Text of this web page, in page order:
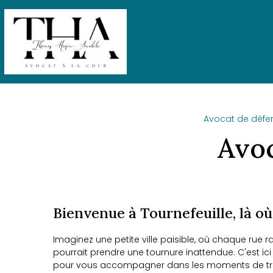
Avocat de
Bienvenue à Tournefeuille, là
Imaginez une petite ville paisible, où chaque rue
pourrait prendre une tournure inattendue. C'est
pour vous accompagner dans les moments de
Panneau de gestion des cookies